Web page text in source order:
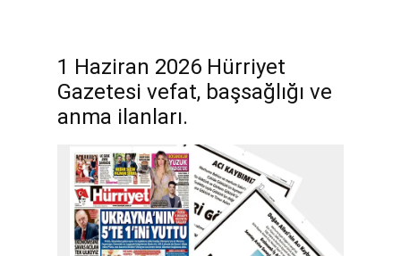
1 Haziran 2026 Hürriyet
Gazetesi vefat, başsağlığı ve
anma ilanları.